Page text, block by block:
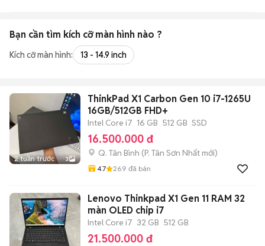
Bạn cần tìm kích cỡ màn hình nào ?
Kích cỡ màn hình: 13 - 14.9 inch
2 tuần trước 3
ThinkPad X1 Carbon Gen 10 i7-1265U
16GB/512GB FHD+
Intel Core i7 16 GB 512 GB SSD
16.500.000 đ
Q. Tân Bình (P. Tân Sơn Nhất mới)
4.7 269 đã bán
Lenovo Thinkpad X1 Gen 11 RAM 32
màn OLED chip i7
Intel Core i7 32 GB 512 GB
21.500.000 đ